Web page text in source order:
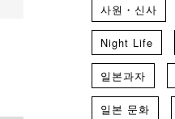
사원・신사
Night Life
일본과자
일본 문화